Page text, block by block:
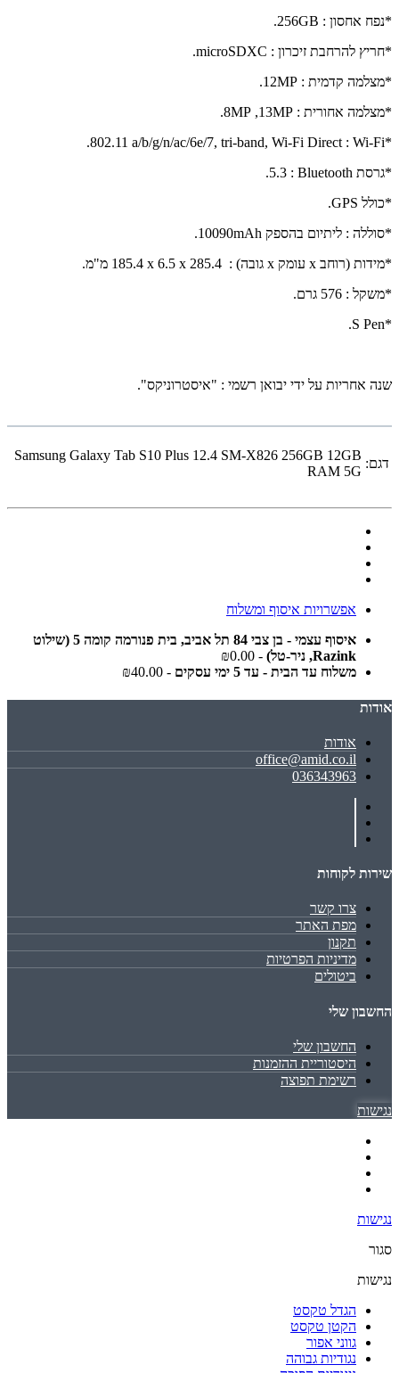
*נפח אחסון :
256GB
.
*חריץ להרחבת זיכרון : microSDXC
.
*מצלמה קדמית :
12MP
.
*מצלמה אחורית :
13MP
,
8MP
.
Wi-Fi*
:
802.11 a/b/g/n/ac/6e/7, tri-band, Wi-Fi Direct
.
*גרסת Bluetooth
: 5.3.
*כולל GPS
.
*סוללה : ליתיום בהספק 10090mAh
.
*מידות (רוחב x עומק x גובה) :
185.4 x 6.5 x 285.4 מ"מ.
*משקל : 576 גרם.
*
S Pen
.
שנה אחריות על ידי יבואן רשמי : "איסטרוניקס".
דגם:
Samsung Galaxy Tab S10 Plus 12.4 SM-X826 256GB 12GB
RAM 5G
אפשרויות איסוף ומשלוח
איסוף עצמי - בן צבי 84 תל אביב, בית פנורמה קומה 5 (שילוט
Razink, ניר-טל)
- ₪0.00
משלוח עד הבית - עד 5 ימי עסקים
- ₪40.00
אודות
אודות
office@amid.co.il
036343963
שירות לקוחות
צרו קשר
מפת האתר
תקנון
מדיניות הפרטיות
ביטולים
החשבון שלי
החשבון שלי
היסטוריית ההזמנות
רשימת תפוצה
נגישות
נגישות
סגור
נגישות
הגדל טקסט
הקטן טקסט
גווני אפור
נגודיות גבוהה